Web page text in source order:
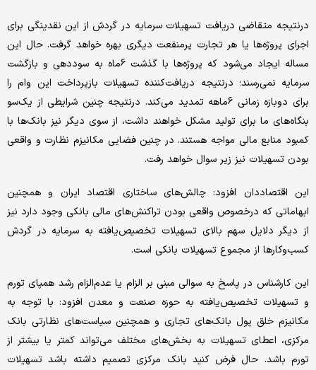
درنتیجه متقاضی دریافت تسهیلات سرمایه در گردش از این نقدینگی برای
اجرای پروژه‌‌‌ها یا هر تجارت پرمنفعت دیگری بهره خواهد گرفت. حال این
مساله ایجاد می‌شود که پروژه‌‌‌ها با گذشت 6ماه به سوددهی و بازگشت
سرمایه نمی‌‌‌رسند؛ درنتیجه دریافت‌‌‌کننده تسهیلات بازپرداخت این وام را
برای دوبازه زمانی 6ماهه تمدید می‌کند. درنتیجه چنین شرایطی از یک‌‌‌سو
بنگاه‌‌‌های ما برای تولید مشکل خواهند داشت، از سوی دیگر نیز بانک‌ها با
کمبود منابع مالی مواجه هستند. در چنین فضایی مکانیزم نظارت و واقعی
بودن تسهیلات نیز زیر سوال خواهد رفت.
این اقتصاددان افزود: چالش‌‌‌های ساختاری اقتصاد ایران و همچنین
ابهاماتی که درخصوص واقعی بودن تراکنش‌‌‌های مالی بانکی وجود دارد نیز
از دیگر دلایل سهم بالای تسهیلات تخصیص‌یافته به سرمایه در گردش
کسب‌وکارها از مجموع تسهیلات بانکی است.
این کارشناس در پاسخ به سوالی مبنی بر الزام یا عدم‌الزام رشد همپای تورم
و تسهیلات تخصیص‌یافته به حوزه صنعت و معدن افزود: با توجه به
مکانیزم خلق پول بانک‌های تجاری و همچنین سیاست‌‌‌های نظارتی بانک
مرکزی، اعطای تسهیلات به بخش‌‌‌های مختلف می‌‌‌تواند کمتر یا بیشتر از
تورم باشد. حال فرض کنید بانک مرکزی تصمیم داشته باشد تسهیلات